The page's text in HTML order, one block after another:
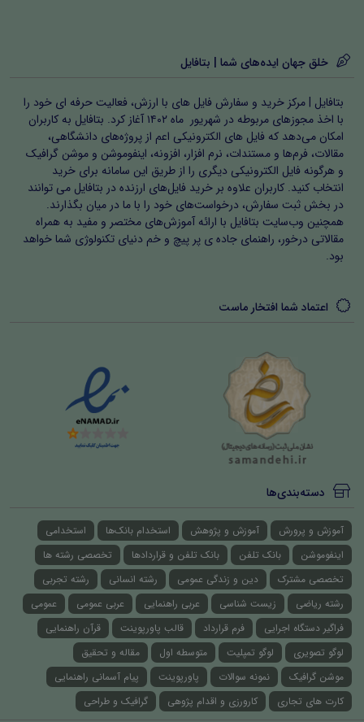
خلق جهان ایده‌های شما | بتافایل
بتافایل | مرکز خرید و سفارش فایل های با ارزش، فعالیت حرفه ای خود را
با اخذ مجوزهای مربوطه در شهریور ماه ۱۴۰۲ آغاز کرد. بتافایل به کاربران
امکان می‌دهد که فایل های الکترونیکی اعم از پروژه‌های دانشگاهی،
مقالات، فرم‌ها و مستندات، نرم افزار، افزونه، اینفوموشن و موشن گرافیک
و هرگونه فایل الکترونیکی دیگری را از طریق این سامانه برای خرید
انتخاب کنید. کاربران علاوه بر خرید فایل‌های ارزنده در بتافایل می توانند
در بخش ثبت سفارش، درخواست‌های خود را با ما در میان بگذارند.
همچنین وب‌سایت بتافایل با ارائه آموزش‌های مختصر و مفید به همراه
مقالاتی درخور، راهنمای جاده ی پر پیچ و خم دنیای تکنولوژی شما خواهد
بود.
اعتماد شما افتخار ماست
دسته‌بندی‌ها
آموزش و پرورش آموزش و پژوهش استخدام بانک‌ها
استخدامی
اینفوموشن
بانک تلفن بانک تلفن و قراردادها
تخصصی رشته ها
تخصصی مشترک
دین و زندگی عمومی رشته انسانی
رشته تجربی
رشته ریاضی
زیست شناسی عربی راهنمایی عربی عمومی
عمومی
فراگیر دستگاه اجرایی
فرم قرارداد قالب پاورپوینت
قرآن راهنمایی
لوگو تصویری
لوگو تمپلیت متوسطه اول
مقاله و تحقیق
موشن گرافیک
نمونه سوالات پاورپوینت
پیام آسمانی راهنمایی
کارت های تجاری
کارورزی و اقدام پژوهی گرافیک و طراحی